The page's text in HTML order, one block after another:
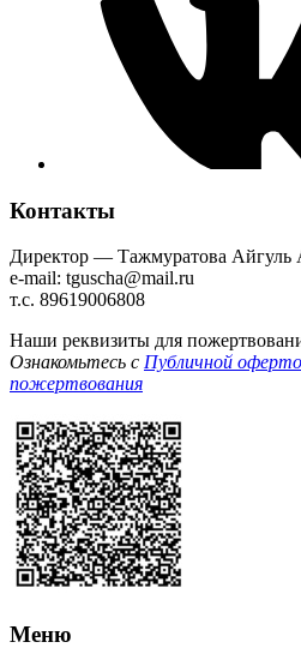
Контакты
Директор — Тажмуратова Айгуль
e-mail: tguscha@mail.ru
т.с. 89619006808
Наши реквизиты для
Ознакомьтесь с Публичной
пожертвования
Меню